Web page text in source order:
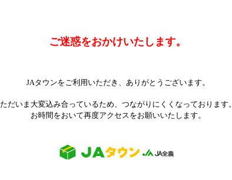
ご迷惑をおかけいたします。
JAタウンをご利用いただき、ありがとうございます。
ただいま大変込み合っているため、つながりにくくなっております。
お時間をおいて再度アクセスをお願いいたします。